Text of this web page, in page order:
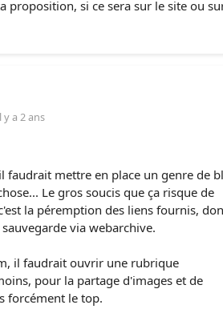
proposition, si ce sera sur le site ou
y a 2 ans
faudrait mettre en place un genre de
Le gros soucis que ça risque de
la péremption des liens fournis,
via webarchive.
il faudrait ouvrir une rubrique
pour la partage d'images et de
forcément le top.